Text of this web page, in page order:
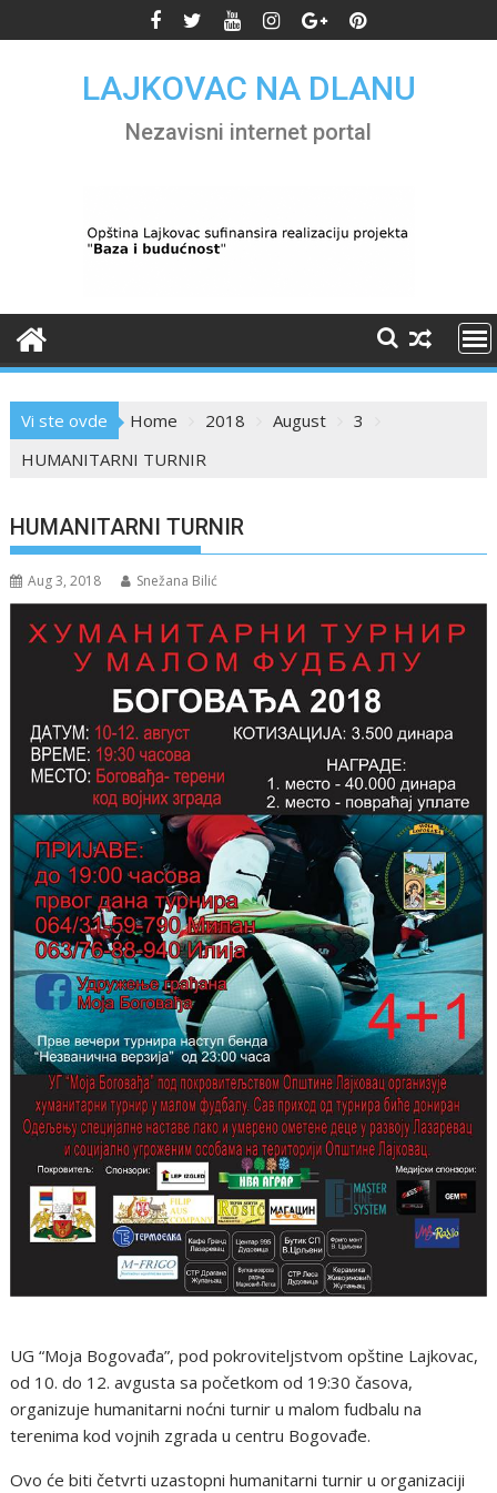
to
LAJKOVAC NA DLANU
Nezavisni internet portal
Vi ste ovde Home 2018 August
3
HUMANITARNI TURNIR
HUMANITARNI TURNIR
Aug 3, 2018 Snežana Bilić
UG “Moja Bogovađa”, pod pokroviteljstvom opštine Lajkovac,
od 10. do 12. avgusta sa početkom od 19:30 časova,
organizuje humanitarni noćni turnir u malom fudbalu na
terenima kod vojnih zgrada u centru Bogovađe.
Ovo će biti četvrti uzastopni humanitarni turnir u organizaciji